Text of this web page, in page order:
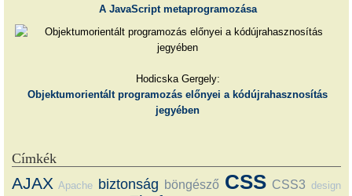
A JavaScript metaprogramozása
Hodicska Gergely:
Objektumorientált programozás előnyei a kódújrahasznosítás
jegyében
Címkék
AJAX Apache biztonság böngésző CSS CSS3 design